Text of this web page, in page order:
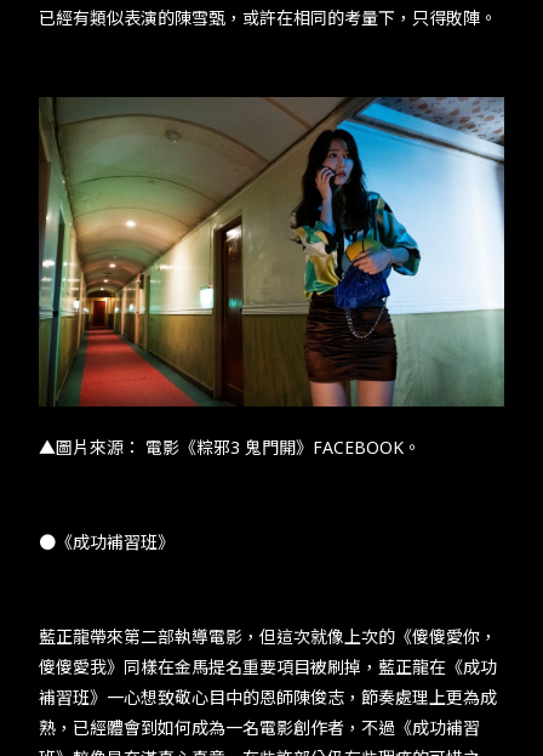
已經有類似表演的陳雪甄，或許在相同的考量下，只得敗陣。
▲圖片來源： 電影《粽邪3 鬼門開》FACEBOOK。
●《成功補習班》
藍正龍帶來第二部執導電影，但這次就像上次的《傻傻愛你，
傻傻愛我》同樣在金馬提名重要項目被刷掉，藍正龍在《成功
補習班》一心想致敬心目中的恩師陳俊志，節奏處理上更為成
熟，已經體會到如何成為一名電影創作者，不過《成功補習